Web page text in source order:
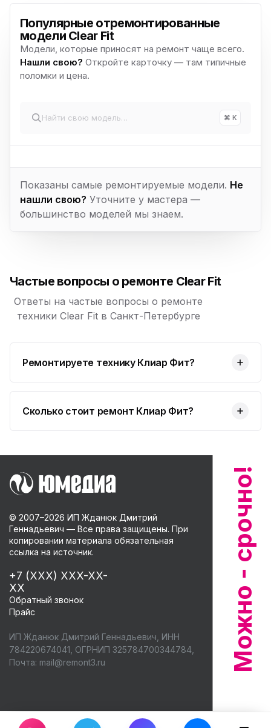
Популярные отремонтированные
модели Clear Fit
Модели, которые приносят на ремонт чаще всего.
Нашли свою? Откройте карточку — там типичные
поломки и цена.
⌘ K
Показаны самые ремонтируемые модели. Не
нашли свою? Уточните у мастера —
большинство моделей мы знаем.
Частые вопросы о ремонте Clear Fit
Ответы на частые вопросы о ремонте
техники Clear Fit в Санкт-Петербурге
Ремонтируете технику Клиар Фит?
Сколько стоит ремонт Клиар Фит?
© 2007–2026 ИП Жданюк Дмитрий
Геннадьевич — Все права защищены. При
копировании материала обязательная
ссылка на источник.
+7 (XXX) XXX-XX-
XX
Обратный звонок
Прайс
ИП Жданюк Дмитрий Геннадьевич, ИНН
784220674041, ОГРНИП 325784700344784,
Почта: mail@remont3.ru